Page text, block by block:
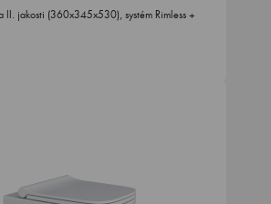
II. jakosti (360x345x530), systém Rimless +